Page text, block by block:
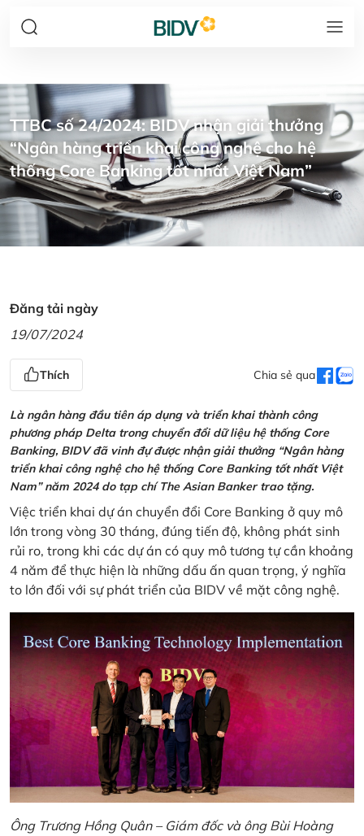
TTBC số 24/2024: BIDV nhận giải thưởng
“Ngân hàng triển khai công nghệ cho hệ
thống Core Banking tốt nhất Việt Nam”
Đăng tải ngày
19/07/2024
Thích Chia sẻ qua
Là ngân hàng đầu tiên áp dụng và triển khai thành công
phương pháp Delta trong chuyển đổi dữ liệu hệ thống Core
Banking, BIDV đã vinh đự được nhận giải thưởng “Ngân hàng
triển khai công nghệ cho hệ thống Core Banking tốt nhất Việt
Nam” năm 2024 do tạp chí The Asian Banker trao tặng.
Việc triển khai dự án chuyển đổi Core Banking ở quy mô
lớn trong vòng 30 tháng, đúng tiến độ, không phát sinh
rủi ro, trong khi các dự án có quy mô tương tự cần khoảng
4 năm để thực hiện là những dấu ấn quan trọng, ý nghĩa
to lớn đối với sự phát triển của BIDV về mặt công nghệ.
Ông Trương Hồng Quân – Giám đốc và ông Bùi Hoàng